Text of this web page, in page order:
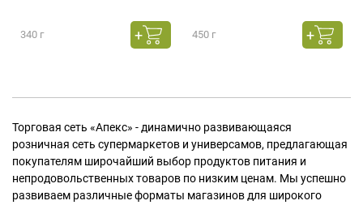
340 г 450 г
Торговая сеть «Апекс» - динамично развивающаяся
розничная сеть супермаркетов и универсамов, предлагающая
покупателям широчайший выбор продуктов питания и
непродовольственных товаров по низким ценам. Мы успешно
развиваем различные форматы магазинов для широкого